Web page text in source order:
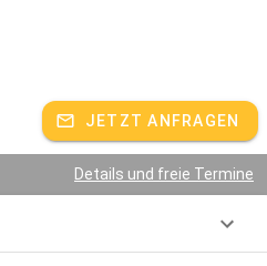
JETZT ANFRAGEN
Details und freie Termine